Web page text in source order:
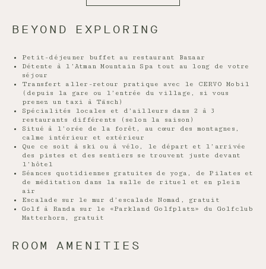
BEYOND EXPLORING
Petit-déjeuner buffet au restaurant Bazaar
Détente à l’Atman Mountain Spa tout au long de votre
séjour
Transfert aller-retour pratique avec le CERVO Mobil
(depuis la gare ou l’entrée du village, si vous
prenez un taxi à Täsch)
Spécialités locales et d’ailleurs dans 2 à 3
restaurants différents (selon la saison)
Situé à l’orée de la forêt, au cœur des montagnes,
calme intérieur et extérieur
Que ce soit à ski ou à vélo, le départ et l’arrivée
des pistes et des sentiers se trouvent juste devant
l’hôtel
Séances quotidiennes gratuites de yoga, de Pilates et
de méditation dans la salle de rituel et en plein
air
Escalade sur le mur d’escalade Nomad, gratuit
Golf à Randa sur le «Parkland Golfplatz» du Golfclub
Matterhorn, gratuit
ROOM AMENITIES